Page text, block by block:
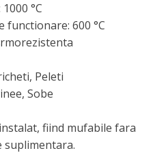
1000 °C
functionare: 600 °C
Peleti
Sobe
fiind mufabile fara
suplimentara.